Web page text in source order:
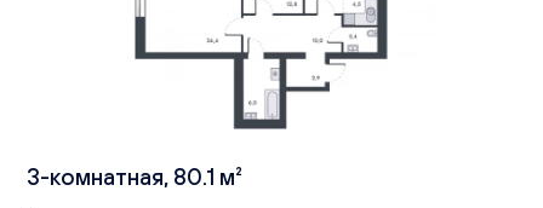
3-комнатная, 80.1 м²